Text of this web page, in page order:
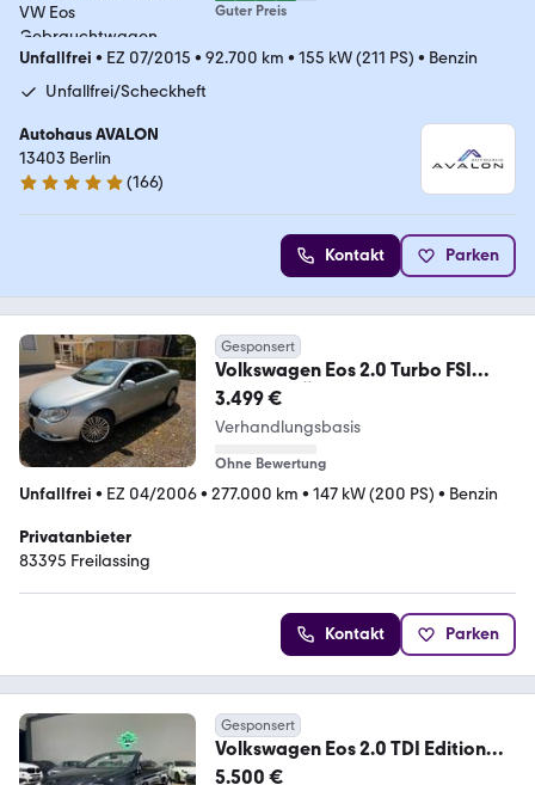
Guter Preis
Unfallfrei • EZ 07/2015 • 92.700 km • 155 kW (211 PS) • Benzin
Unfallfrei/Scheckheft
Autohaus AVALON
13403 Berlin
5 Sterne
(166)
Kontakt Parken
Gesponsert
Volkswagen Eos 2.0 Turbo FSI
CABRIO TÜV Neu
3.499 €
Verhandlungsbasis
Ohne Bewertung
Unfallfrei • EZ 04/2006• 277.000 km • 147 kW (200 PS) • Benzin
Privatanbieter
83395 Freilassing
Kontakt Parken
Gesponsert
Volkswagen Eos 2.0 TDI Edition
2009
5.500 €